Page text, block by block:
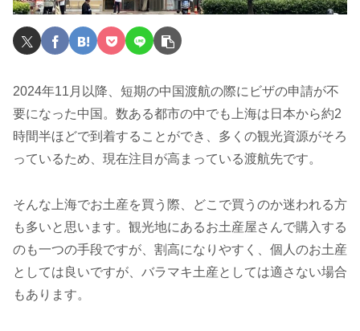
2024年11月以降、短期の中国渡航の際にビザの申請が不
要になった中国。数ある都市の中でも上海は日本から約2
時間半ほどで到着することができ、多くの観光資源がそろ
っているため、現在注目が高まっている渡航先です。
そんな上海でお土産を買う際、どこで買うのか迷われる方
も多いと思います。観光地にあるお土産屋さんで購入する
のも一つの手段ですが、割高になりやすく、個人のお土産
としては良いですが、バラマキ土産としては適さない場合
もあります。